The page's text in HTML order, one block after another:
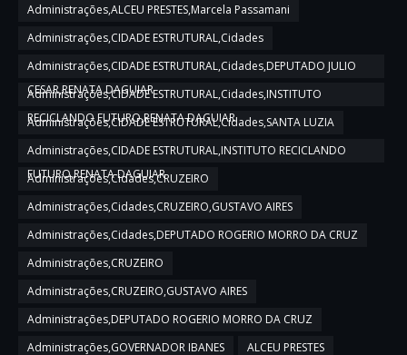
Administrações,ALCEU PRESTES,Marcela Passamani
Administrações,CIDADE ESTRUTURAL,Cidades
Administrações,CIDADE ESTRUTURAL,Cidades,DEPUTADO JULIO
CESAR,RENATA DAGUIAR
Administrações,CIDADE ESTRUTURAL,Cidades,INSTITUTO
RECICLANDO FUTURO,RENATA DAGUIAR
Administrações,CIDADE ESTRUTURAL,Cidades,SANTA LUZIA
Administrações,CIDADE ESTRUTURAL,INSTITUTO RECICLANDO
FUTURO,RENATA DAGUIAR
Administrações,Cidades,CRUZEIRO
Administrações,Cidades,CRUZEIRO,GUSTAVO AIRES
Administrações,Cidades,DEPUTADO ROGERIO MORRO DA CRUZ
Administrações,CRUZEIRO
Administrações,CRUZEIRO,GUSTAVO AIRES
Administrações,DEPUTADO ROGERIO MORRO DA CRUZ
Administrações,GOVERNADOR IBANES
ALCEU PRESTES